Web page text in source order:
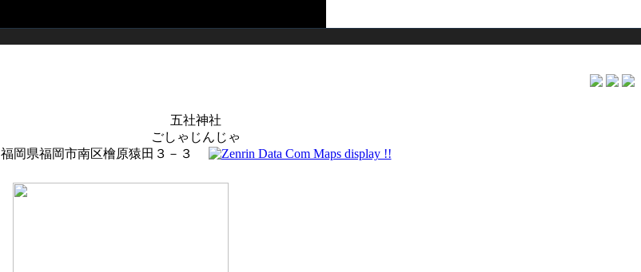
五社神社
ごしゃじんじゃ
福岡県福岡市南区檜原猿田３－３